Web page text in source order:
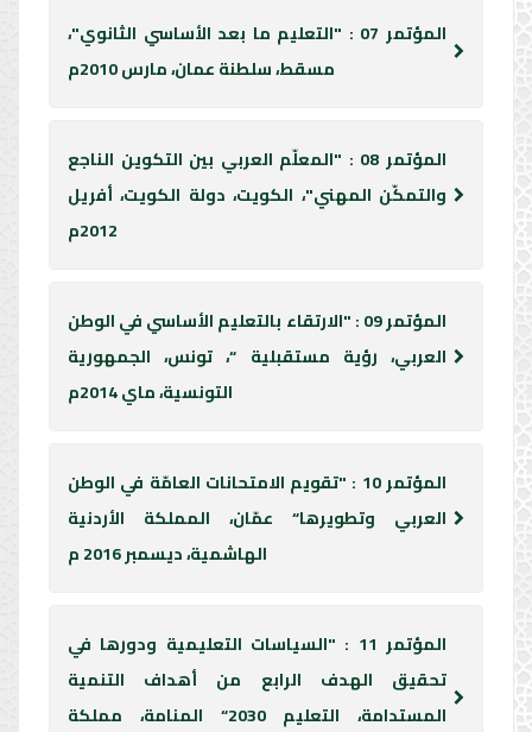
المؤتمر 07 : "التعليم ما بعد الأساسي الثانوي"،
مسقط، سلطنة عمان، مارس 2010م
المؤتمر 08 : "المعلّم العربي بين التكوين الناجع
والتمكّن المهني"، الكويت، دولة الكويت، أفريل
2012م
المؤتمر 09 : "الارتقاء بالتعليم الأساسي في الوطن
العربي، رؤية مستقبلية “، تونس، الجمهورية
التونسية، ماي 2014م
المؤتمر 10 : "تقويم الامتحانات العامّة في الوطن
العربي وتطويرها“ عمّان، المملكة الأردنية
الهاشمية، ديسمبر 2016 م
المؤتمر 11 : "السياسات التعليمية ودورها في
تحقيق الهدف الرابع من أهداف التنمية
المستدامة، التعليم 2030“ المنامة، مملكة